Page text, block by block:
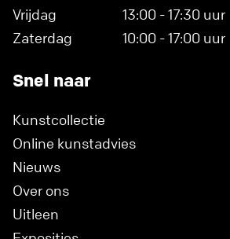
Vrijdag
13:00 - 17:30 uur
Zaterdag
10:00 - 17:00 uur
Snel naar
Kunstcollectie
Online kunstadvies
Nieuws
Over ons
Uitleen